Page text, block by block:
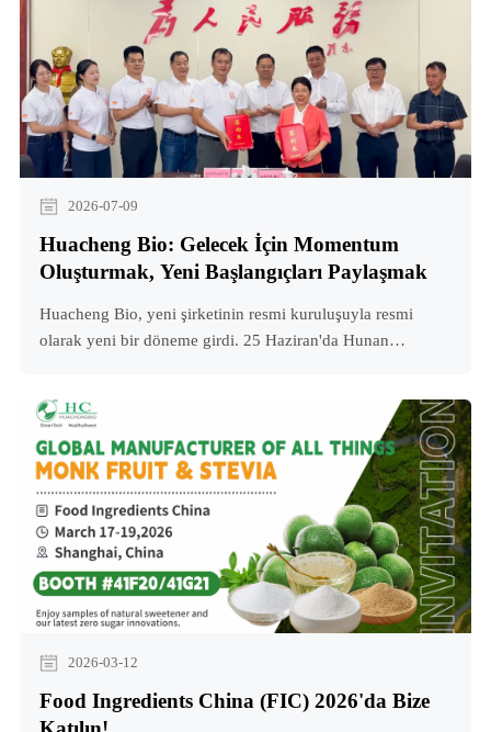
işbirliği yapmak ve inovasyona ilham vermek için dünya
çapındaki önemli sektör etkinliklerinde bulunacağız.
Keşişimizin nasıl meyve verdiğini keşfedin
2026-07-09
Huacheng Bio: Gelecek İçin Momentum
Oluşturmak, Yeni Başlangıçları Paylaşmak
Huacheng Bio, yeni şirketinin resmi kuruluşuyla resmi
olarak yeni bir döneme girdi. 25 Haziran'da Hunan
resmi kuruluşuyla resmen yeni bir bölüme girdi. 25
Haziran'da Hunan Huacheng B. ile Keşiş Meyvesi Derin
İşleme Projesi için imza töreni düzenlendi.
2026-03-12
Food Ingredients China (FIC) 2026'da Bize